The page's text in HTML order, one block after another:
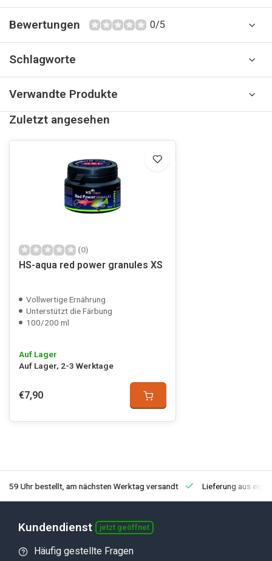
Bewertungen 0/5
Schlagworte
Verwandte Produkte
Zuletzt angesehen
(0)
HS-aqua red power granules XS
Vollwertige Ernährung
Unterstützt die Färbung
100/200 ml
Auf Lager
Auf Lager, 2-3 Werktage
€7,90
Uhr bestellt, am nächsten Werktag versandt Lieferung aus
Kundendienst jetzt geöffnet
Häufig gestellte Fragen